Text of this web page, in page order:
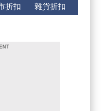
折扣 雜貨折扣